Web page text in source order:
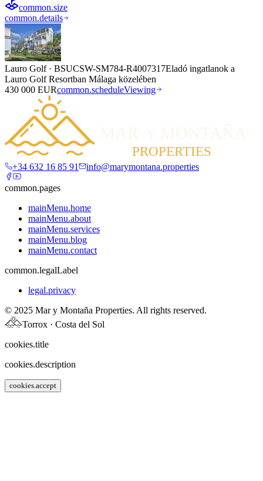
common.size
common.details
Lauro Golf· BSUCSW-SM784-R4007317Eladó ingatlanok a
Lauro Golf Resortban Málaga közelében
430 000 EURcommon.scheduleViewing
+34 632 16 85 91 info@marymontana.properties
common.pages
mainMenu.home
mainMenu.about
mainMenu.services
mainMenu.blog
mainMenu.contact
common.legalLabel
legal.privacy
© 2025 Mar y Montaña Properties. All rights reserved.
Torrox · Costa del Sol
cookies.title
cookies.description
cookies.accept